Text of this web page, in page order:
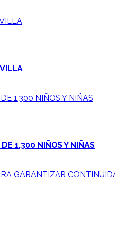
1.300 NIÑOS Y NIÑAS
1.300 NIÑOS Y NIÑAS
GARANTIZAR